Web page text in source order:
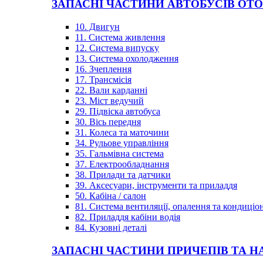
ЗАПАСНІ ЧАСТИНИ АВТОБУСІВ
10. Двигун
11. Система живлення
12. Система випуску
13. Система охолодження
16. Зчеплення
17. Трансмісія
22. Вали карданні
23. Міст ведучий
29. Підвіска автобуса
30. Вісь передня
31. Колеса та маточини
34. Рульове управління
35. Гальмівна система
37. Електрообладнання
38. Прилади та датчики
39. Аксесуари, інструменти та приладдя
50. Кабіна / салон
81. Система вентиляції, опалення та
82. Приладдя кабіни водія
84. Кузовні деталі
ЗАПАСНІ ЧАСТИНИ ПРИЧЕПІВ ТА